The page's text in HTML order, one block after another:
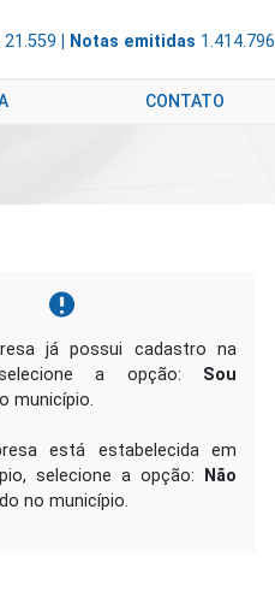
21.559 | Notas emitidas 1.414.796
CONTATO
já possui cadastro na
a opção: Sou
município.
está estabelecida em
selecione a opção:
Não
no município.